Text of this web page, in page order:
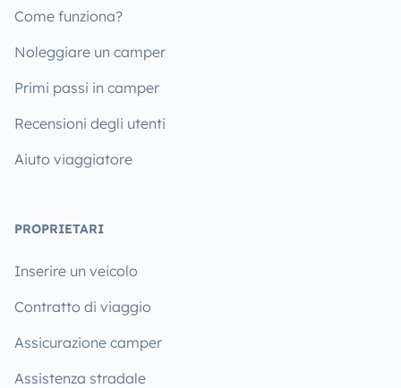
Come funziona?
Noleggiare un camper
Primi passi in camper
Recensioni degli utenti
Aiuto viaggiatore
PROPRIETARI
Inserire un veicolo
Contratto di viaggio
Assicurazione camper
Assistenza stradale